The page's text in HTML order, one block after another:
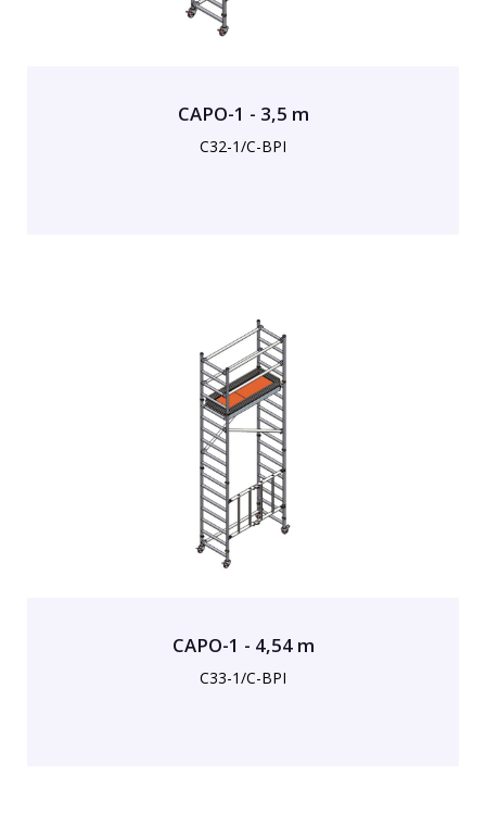
CAPO-1 - 3,5 m
C32-1/C-BPI
CAPO-1 - 4,54 m
C33-1/C-BPI